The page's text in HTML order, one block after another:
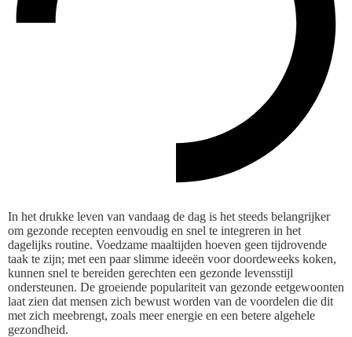
In het drukke leven van vandaag de dag is het steeds belangrijker
om gezonde recepten eenvoudig en snel te integreren in het
dagelijks routine. Voedzame maaltijden hoeven geen tijdrovende
taak te zijn; met een paar slimme ideeën voor doordeweeks koken,
kunnen snel te bereiden gerechten een gezonde levensstijl
ondersteunen. De groeiende populariteit van gezonde eetgewoonten
laat zien dat mensen zich bewust worden van de voordelen die dit
met zich meebrengt, zoals meer energie en een betere algehele
gezondheid.